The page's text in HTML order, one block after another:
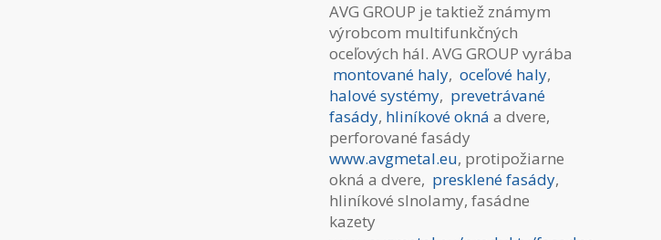
AVG GROUP je taktiež známym
výrobcom multifunkčných
oceľových hál. AVG GROUP vyrába
montované haly,oceľové haly,
halové systémy, prevetrávané
fasády, hliníkové okná a dvere,
perforované fasády
www.avgmetal.eu, protipožiarne
okná a dvere, presklené fasády,
hliníkové slnolamy, fasádne
kazety